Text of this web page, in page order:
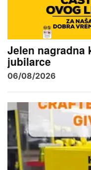
Jelen nagradna
jubilarce
06/08/2026